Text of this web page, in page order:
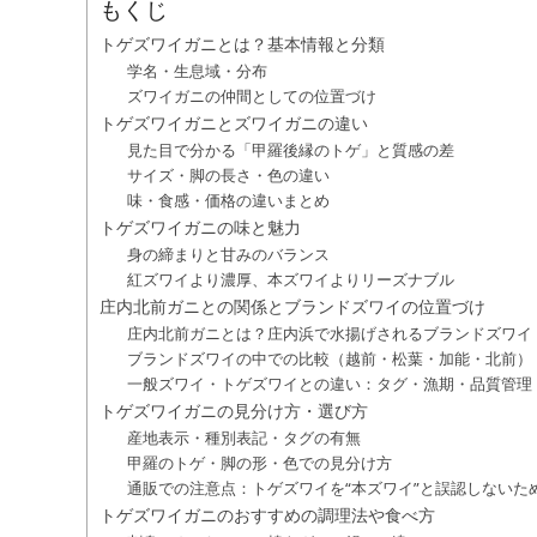
もくじ
トゲズワイガニとは？基本情報と分類
学名・生息域・分布
ズワイガニの仲間としての位置づけ
トゲズワイガニとズワイガニの違い
見た目で分かる「甲羅後縁のトゲ」と質感の差
サイズ・脚の長さ・色の違い
味・食感・価格の違いまとめ
トゲズワイガニの味と魅力
身の締まりと甘みのバランス
紅ズワイより濃厚、本ズワイよりリーズナブル
庄内北前ガニとの関係とブランドズワイの位置づけ
庄内北前ガニとは？庄内浜で水揚げされるブランドズワイ
ブランドズワイの中での比較（越前・松葉・加能・北前）
一般ズワイ・トゲズワイとの違い：タグ・漁期・品質管理
トゲズワイガニの見分け方・選び方
産地表示・種別表記・タグの有無
甲羅のトゲ・脚の形・色での見分け方
通販での注意点：トゲズワイを“本ズワイ”と誤認しないた
トゲズワイガニのおすすめの調理法や食べ方